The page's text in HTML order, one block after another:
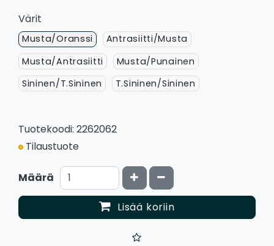
Värit
Musta/Oranssi
Antrasiitti/Musta
Musta/Antrasiitti
Musta/Punainen
Sininen/T.Sininen
T.Sininen/Sininen
Tuotekoodi: 2262062
Tilaustuote
Määrä Kasvata määrää
Vähennä määrää
Lisää koriin